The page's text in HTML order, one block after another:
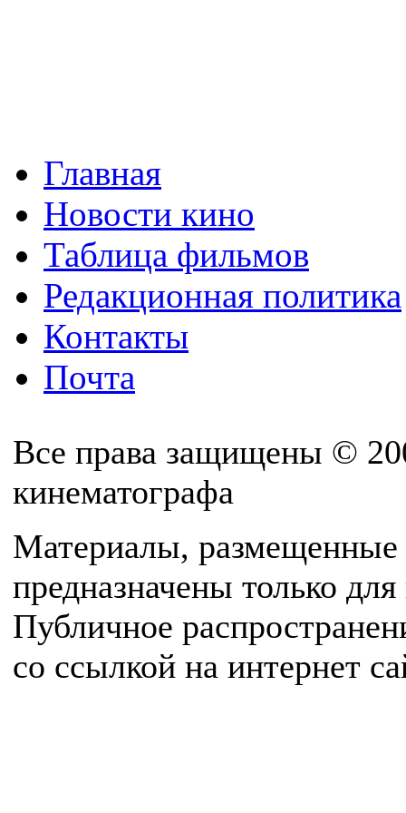
Главная
Новости кино
Таблица фильмов
Редакционная политика
Контакты
Почта
Все права защищены ©
кинематографа
Материалы, размещенные
предназначены только
Публичное
со ссылкой на интернет